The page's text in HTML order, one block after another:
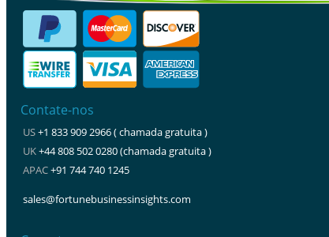
Contate-nos
US+1 833 909 2966 ( chamada gratuita )
UK+44 808 502 0280 (chamada gratuita )
APAC+91 744 740 1245
sales@fortunebusinessinsights.com